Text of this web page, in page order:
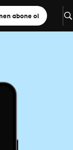
abone ol